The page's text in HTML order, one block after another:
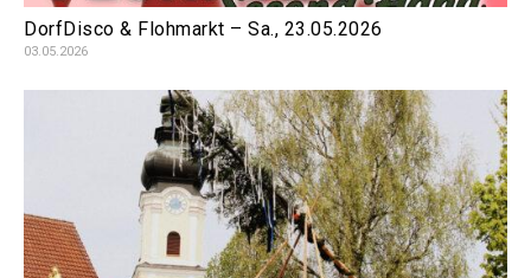
DorfDisco & Flohmarkt – Sa., 23.05.2026
03.05.2026